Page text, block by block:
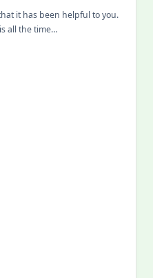
it has been helpful to you.
all the time…